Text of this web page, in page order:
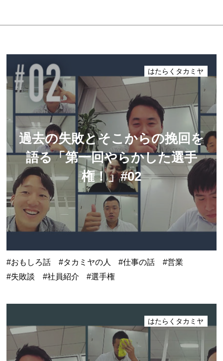
過去の失敗とそこからの挽回を
語る「第一回やらかした選手
権！」#02
はたらくタカミヤ
おもしろ話 タカミヤの人 仕事の話
営業
失敗談
社員紹介 選手権
はたらくタカミヤ